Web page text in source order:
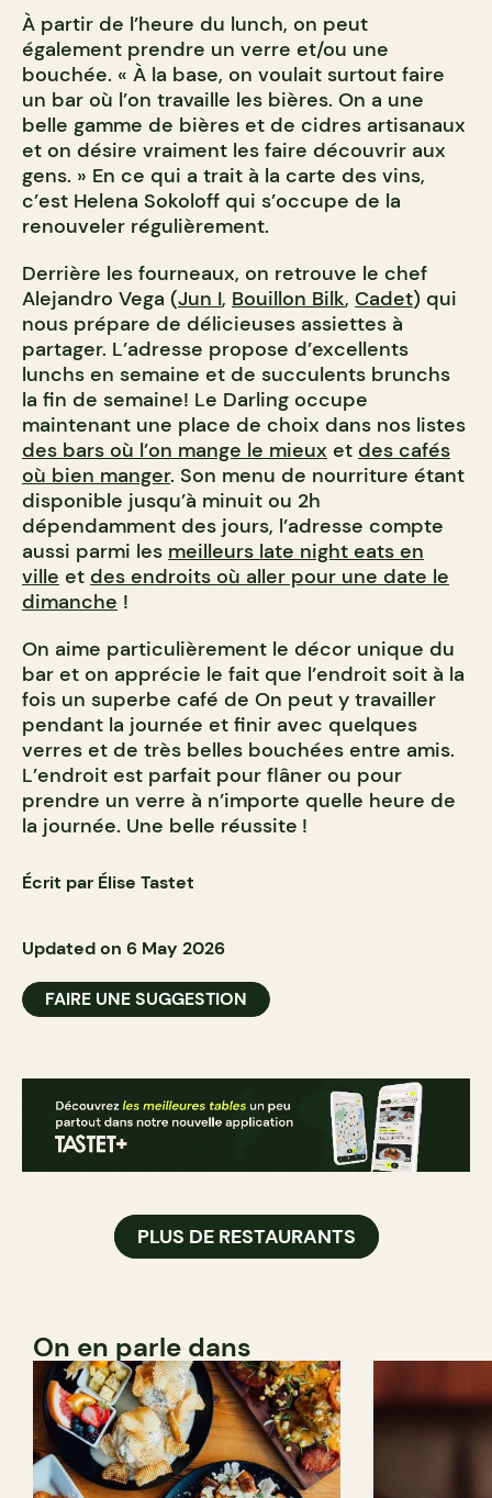
À partir de l’heure du lunch, on peut
également prendre un verre et/ou une
bouchée. « À la base, on voulait surtout faire
un bar où l’on travaille les bières. On a une
belle gamme de bières et de cidres artisanaux
et on désire vraiment les faire découvrir aux
gens. » En ce qui a trait à la carte des vins,
c’est Helena Sokoloff qui s’occupe de la
renouveler régulièrement.
Derrière les fourneaux, on retrouve le chef
Alejandro Vega (Jun I, Bouillon Bilk, Cadet) qui
nous prépare de délicieuses assiettes à
partager. L’adresse propose d’excellents
lunchs en semaine et de succulents brunchs
la fin de semaine! Le Darling occupe
maintenant une place de choix dans nos listes
des bars où l’on mange le mieux et des cafés
où bien manger. Son menu de nourriture étant
disponible jusqu’à minuit ou 2h
dépendamment des jours, l’adresse compte
aussi parmi les meilleurs late night eats en
ville et des endroits où aller pour une date le
dimanche !
On aime particulièrement le décor unique du
bar et on apprécie le fait que l’endroit soit à la
fois un superbe café de On peut y travailler
pendant la journée et finir avec quelques
verres et de très belles bouchées entre amis.
L’endroit est parfait pour flâner ou pour
prendre un verre à n’importe quelle heure de
la journée. Une belle réussite !
Écrit par Élise Tastet
Updated on 6 May 2026
FAIRE UNE SUGGESTION
PLUS DE RESTAURANTS
On en parle dans